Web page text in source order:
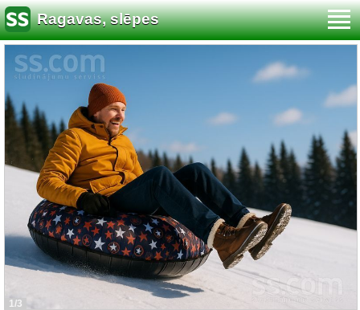
Ragavas, slēpes
1/3